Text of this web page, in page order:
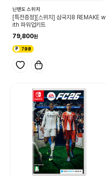
닌텐도 스위치
[특전증정][스위치] 삼국지8 REMAKE w
ith 파워업키트
79,800
798